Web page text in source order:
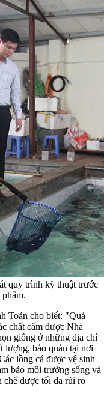
quy trình kỹ thuật trước
Toản cho biết: "Quá
chất cấm được Nhà
giống ở những địa chỉ
lượng, bảo quản tại nơi
lồng cá được vệ sinh
bảo môi trường sống và
chế được tối đa rủi ro